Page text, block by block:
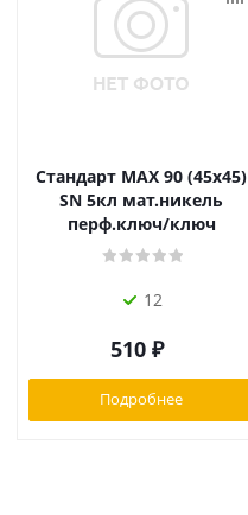
Стандарт MAX 90 (45х45)
SN 5кл мат.никель
перф.ключ/ключ
12
510 ₽
Подробнее